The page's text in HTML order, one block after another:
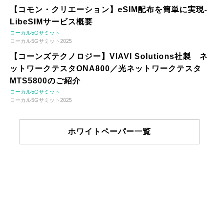
【コモン・クリエーション】eSIM配布を簡単に実現-
LibeSIMサービス概要
ローカル5Gサミット
ローカル5Gサミット2025
【コーンズテクノロジー】VIAVI Solutions社製 ネ
ットワークテスタONA800／光ネットワークテスタ
MTS5800のご紹介
ローカル5Gサミット
ローカル5Gサミット2025
ホワイトペーパー一覧